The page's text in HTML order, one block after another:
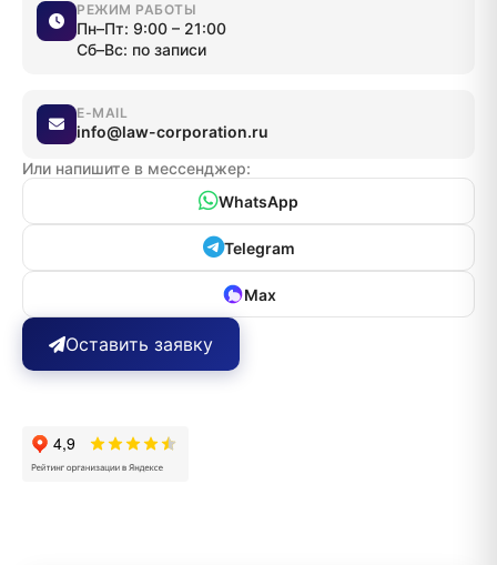
РЕЖИМ РАБОТЫ
Пн–Пт: 9:00 – 21:00
Сб–Вс: по записи
E-MAIL
info@law-corporation.ru
Или напишите в мессенджер:
WhatsApp
Telegram
Max
Оставить заявку